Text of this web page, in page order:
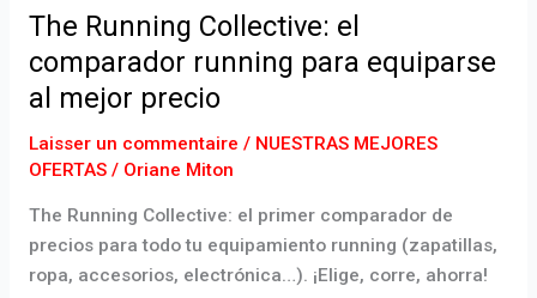
The Running Collective: el
comparador running para equiparse
al mejor precio
Laisser un commentaire / NUESTRAS MEJORES
OFERTAS/ Oriane Miton
The Running Collective: el primer comparador de
precios para todo tu equipamiento running (zapatillas,
ropa, accesorios, electrónica…). ¡Elige, corre, ahorra!
Collective:
el
comparador
running
para
equiparse
precio